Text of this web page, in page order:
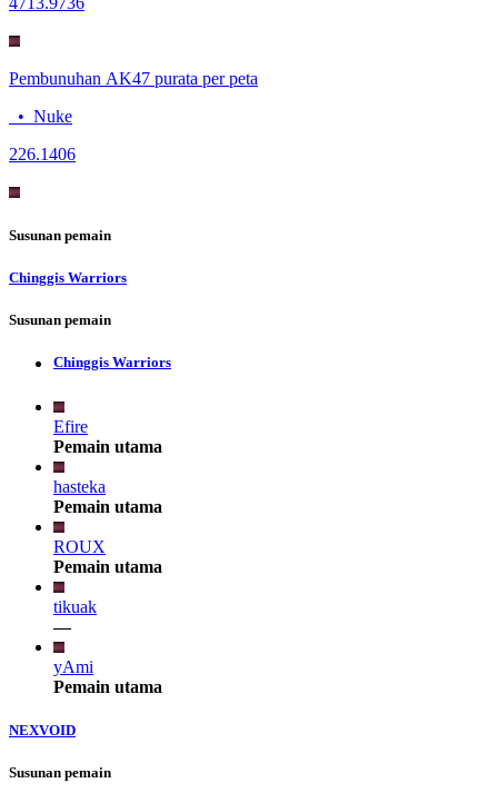
Pembunuhan AK47 purata per peta
• Nuke
226.1406
Susunan pemain
Chinggis Warriors
Susunan pemain
Chinggis Warriors
Efire
Pemain utama
hasteka
Pemain utama
ROUX
Pemain utama
tikuak
—
yAmi
Pemain utama
NEXVOID
Susunan pemain